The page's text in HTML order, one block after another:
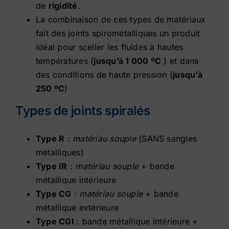
de rigidité.
La combinaison de ces types de matériaux
fait des joints spirométalliques un produit
idéal pour sceller les fluides à hautes
températures (jusqu’à 1 000 ºC ) et dans
des conditions de haute pression (jusqu’à
250 ºC)
Types de joints spiralés
Type R : matériau souple(SANS sangles
métalliques)
Type IR : matériau souple+ bande
métallique intérieure
Type CG : matériau souple+ bande
métallique extérieure
Type CGI : bande métallique intérieure +